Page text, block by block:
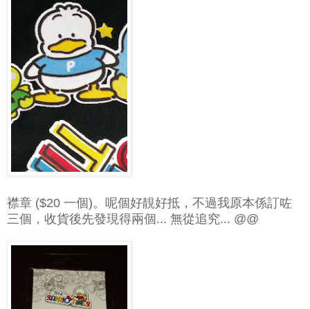
襟章 ($20 一個)。呢個好靚好抵，不過我原本係訂咗
三個，收貨後先發現得兩個... 無從追究... @@